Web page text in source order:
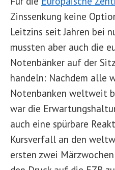
Zinssenkung keine
Leitzins seit Jahren bei
mussten aber auch die
Notenbänker auf der
handeln: Nachdem alle
Notenbanken weltweit
war die
auch eine spürbare
Kursverfall an den
ersten zwei